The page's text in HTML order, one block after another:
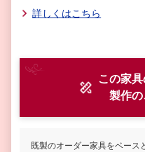
詳しくはこちら
この家
製作の
既製のオーダー家具をベース